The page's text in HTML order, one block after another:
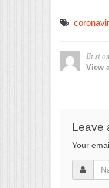
Et si
View
Leave
Your